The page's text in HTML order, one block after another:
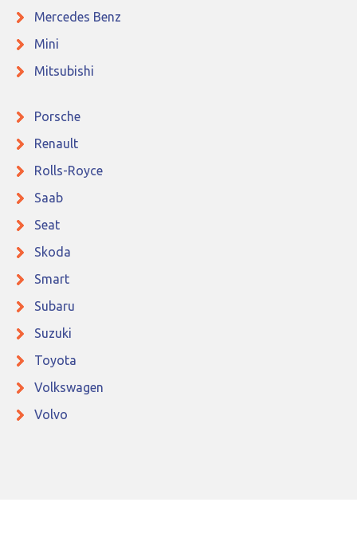
Mercedes Benz
Mini
Mitsubishi
Porsche
Renault
Rolls-Royce
Saab
Seat
Skoda
Smart
Subaru
Suzuki
Toyota
Volkswagen
Volvo